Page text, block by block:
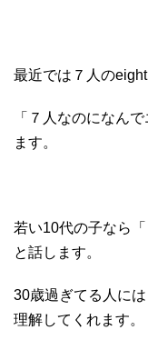
最近では７人の
「７人なのになん
ます。
若い10代の子なら
と話します。
30歳過ぎてる人に
理解してくれます。